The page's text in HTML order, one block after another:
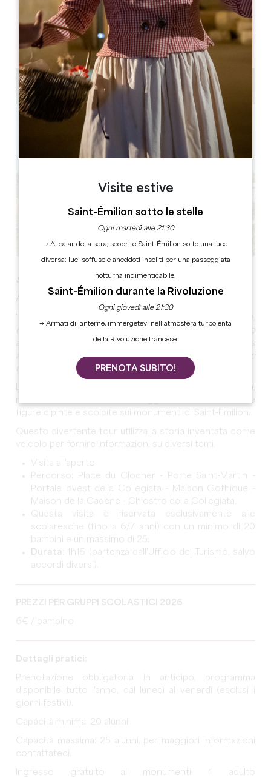
Storie divertenti! (GS a CP / dall'età di 5 anni)
"
secolo, molto tempo fa... Il mio nome è stato dato
al villaggio che a poco a poco è cresciuto nel luogo che
avevo scelto per vivere, prima da solo e poi con altri
monaci. Oggi guardo il villaggio con occhio curioso.
raccontando loro storie e leggende trasmesse dalle
figure dipinte e scolpite sui monumenti di Saint-Emilion.
Questo divertente tour utilizza la storia inventata come
veicolo per fornire informazioni su diversi temi.
Visita all'aperto.
Percorso: Place du Clocher - Porte Saint-Martin -
Portale ovest della Collegiata - Maison Gothique -
Maison de la Cadène - Chiostro della Collegiata.
Questa visita è riservata esclusivamente alle
scolaresche (fino a 6/7 anni) con un minimo di 20
bambini e un massimo di 25.
Durata
: 1h15 (partenza dall'Ufficio del Turismo, salvo
accordi diversi).
PREZZI PER GRUPPI SCOLASTICI 2026
6€ / bambino
Dettagli pratici:
Prenotazione obbligatoria in anticipo, programma
disponibile tutto l'anno, dal lunedì al venerdì (esclusi i
giorni festivi).
Capacità minima: 20 alunni.
Capacità massima: 25 alunni, per maggiori informazioni
contattateci.
Ingresso gratuito ai monumenti: 1 adulto
05 57 55 28 20
Contattateci
1h15
Visite estive
Saint-Émilion sotto le stelle
Ogni martedì alle 21:30
→ Al calar della sera, scoprite Saint-Émilion sotto una luce
diversa: luci soffuse e aneddoti insoliti per una passeggiata
notturna indimenticabile.
Saint-Émilion durante la Rivoluzione
Ogni giovedì alle 21:30
→ Armati di lanterne, immergetevi nell’atmosfera turbolenta
della Rivoluzione francese.
PRENOTA SUBITO!